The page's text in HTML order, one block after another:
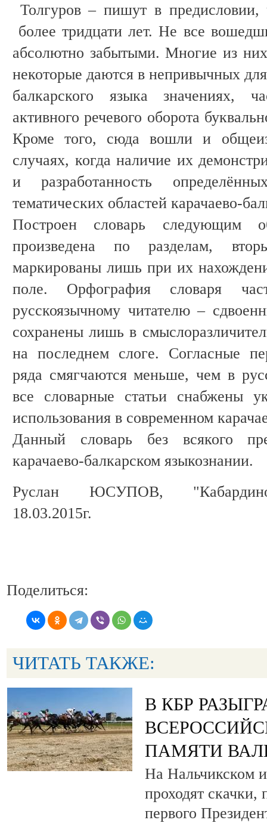
Толгуров – пишут в
более тридцати лет. Не все
абсолютно забытыми. Многие из
некоторые даются в непривычных
балкарского языка значениях,
активного речевого оборота
Кроме того, сюда вошли и
случаях, когда наличие их
и разработанность
тематических областей карачаево-
Построен словарь следующим
произведена по разделам,
маркированы лишь при их
поле. Орфография словаря
русскоязычному читателю –
сохранены лишь в
на последнем слоге. Согласные
ряда смягчаются меньше, чем в
все словарные статьи снабжены
использования в современном
Данный словарь без всякого
карачаево-балкарском языкознании.
Руслан ЮСУПОВ, "Кабардино-
18.03.2015г.
Поделиться:
ЧИТАТЬ ТАКЖЕ:
В КБР
ПАМЯТИ
На Нальчикском
проходят
первого